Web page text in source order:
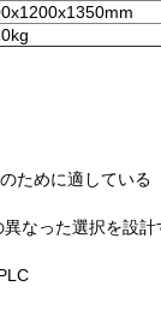
ために適している
なった選択を設